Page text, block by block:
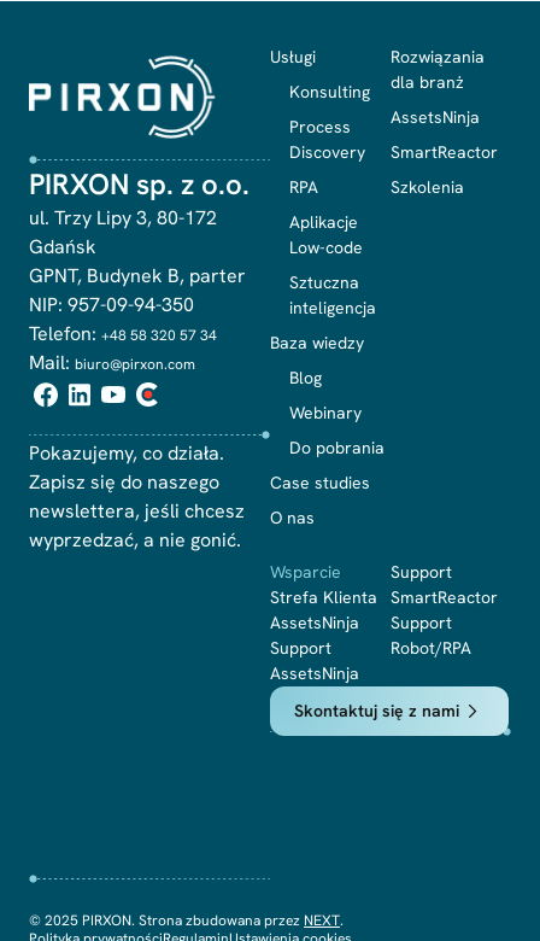
PIRXON sp. z o.o.
ul. Trzy Lipy 3, 80-172
Gdańsk
GPNT, Budynek B, parter
NIP: 957-09-94-350
Telefon: +48 58 320 57 34
Mail: biuro@pirxon.com
Pokazujemy, co działa.
Zapisz się do naszego
newslettera, jeśli chcesz
wyprzedzać, a nie gonić.
Usługi
Konsulting
Process
Discovery
RPA
Aplikacje
Low-code
Sztuczna
inteligencja
Rozwiązania
dla branż
AssetsNinja
SmartReactor
Szkolenia
Baza wiedzy
Blog
Webinary
Do pobrania
Case studies
O nas
Wsparcie
Strefa Klienta
AssetsNinja
Support
AssetsNinja
Support
SmartReactor
Support
Robot/RPA
Skontaktuj się z nami
© 2025 PIRXON. Strona zbudowana przez NEXT.